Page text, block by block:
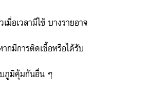
มื่อเวลามีไข้ บางรายอาจ
กมีการติดเชื้อหรือได้รับ
บภูมิคุ้มกันอื่น ๆ